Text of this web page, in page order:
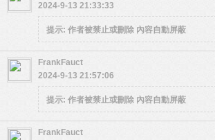
2024-9-13 21:33:33
提示: 作者被禁止或刪除 內容自動屏蔽
FrankFauct
2024-9-13 21:57:06
提示: 作者被禁止或刪除 內容自動屏蔽
FrankFauct